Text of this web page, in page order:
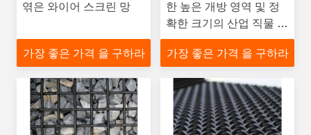
엮은 와이어 스크린 망
가장 좋은 가격 을 구하라
한 높은 개방 영역 및 정
확한 크기의 산업 직물 철
자망 스크린
가장 좋은 가격 을 구하라